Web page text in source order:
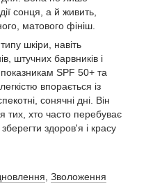
сонця, а й живить,
матового фініш.
шкіри, навіть
штучних барвників і
SPF 50+ та
впорається із
сонячні дні. Він
тих, хто часто перебуває
здоров'я і красу
Зволоження